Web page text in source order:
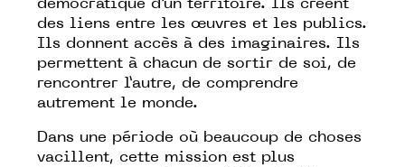
démocratique d’un territoire. Ils créent
des liens entre les œuvres et les publics.
Ils donnent accès à des imaginaires. Ils
permettent à chacun de sortir de soi, de
rencontrer l’autre, de comprendre
autrement le monde.
Dans une période où beaucoup de choses
vacillent, cette mission est plus